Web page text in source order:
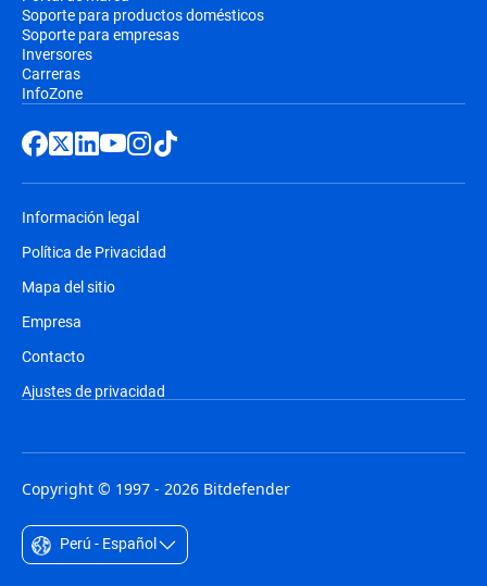
Soporte para productos domésticos
Soporte para empresas
Inversores
Carreras
InfoZone
Información legal
Política de Privacidad
Mapa del sitio
Empresa
Contacto
Ajustes de privacidad
Copyright © 1997 - 2026 Bitdefender
Perú - Español